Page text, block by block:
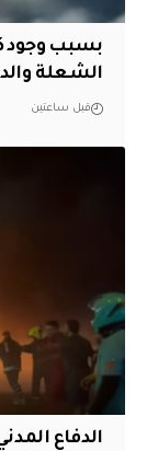
بسبب وجود
الشعلة
قبل ساعتين
الدفاع